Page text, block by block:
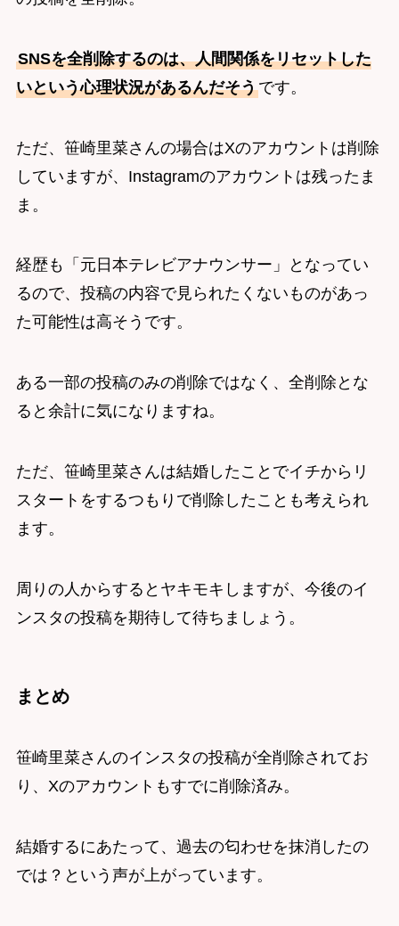
SNSを全削除するのは、人間関係をリセットした
いという心理状況があるんだそうです。
ただ、笹崎里菜さんの場合はXのアカウントは削除
していますが、Instagramのアカウントは残ったま
ま。
経歴も「元日本テレビアナウンサー」となってい
るので、投稿の内容で見られたくないものがあっ
た可能性は高そうです。
ある一部の投稿のみの削除ではなく、全削除とな
ると余計に気になりますね。
ただ、笹崎里菜さんは結婚したことでイチからリ
スタートをするつもりで削除したことも考えられ
ます。
周りの人からするとヤキモキしますが、今後のイ
ンスタの投稿を期待して待ちましょう。
まとめ
笹崎里菜さんのインスタの投稿が全削除されてお
り、Xのアカウントもすでに削除済み。
結婚するにあたって、過去の匂わせを抹消したの
では？という声が上がっています。